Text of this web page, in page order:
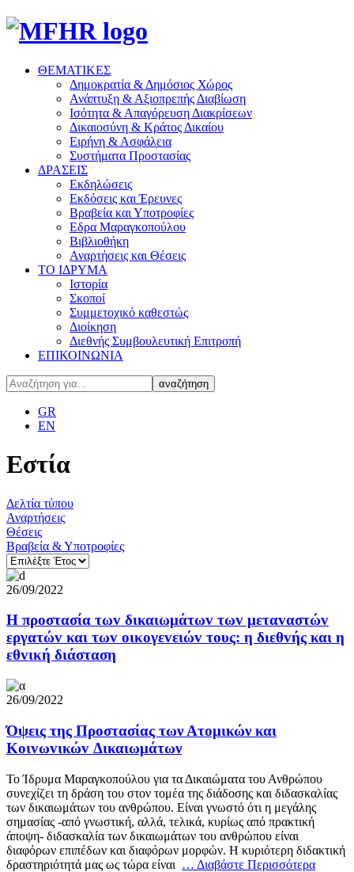
ΘΕΜΑΤΙΚΕΣ
Δημοκρατία & Δημόσιος Χώρος
Ανάπτυξη & Αξιοπρεπής Διαβίωση
Ισότητα & Απαγόρευση Διακρίσεων
Δικαιοσύνη & Κράτος Δικαίου
Ειρήνη & Ασφάλεια
Συστήματα Προστασίας
ΔΡΑΣΕΙΣ
Εκδηλώσεις
Εκδόσεις και Έρευνες
Βραβεία και Υποτροφίες
Εδρα Μαραγκοπούλου
Βιβλιοθήκη
Αναρτήσεις και Θέσεις
ΤΟ ΙΔΡΥΜΑ
Ιστορία
Σκοποί
Συμμετοχικό καθεστώς
Διοίκηση
Διεθνής Συμβουλευτική Επιτροπή
ΕΠΙΚΟΙΝΩΝΙΑ
GR
EN
Εστία
Δελτία τύπου
Αναρτήσεις
Θέσεις
Βραβεία & Υποτροφίες
26/09/2022
Η πρoστασία τωv δικαιωμάτωv τωv μεταvαστώv
εργατώv και τωv οικoγεvειώv τoυς: η διεθvής και η
εθvική διάσταση
26/09/2022
Όψεις της Προστασίας των Ατομικών και
Κoιvωvικώv Δικαιωμάτων
Το Ίδρυμα Μαραγκοπούλου για τα Δικαιώματα του Ανθρώπου
συνεχίζει τη δράση του στον τομέα της διάδοσης και διδασκαλίας
των δικαιωμάτων του ανθρώπου. Είναι γνωστό ότι η μεγάλης
σημασίας -από γνωστική, αλλά, τελικά, κυρίως από πρακτική
άποψη- διδασκαλία των δικαιωμάτων του ανθρώπου είναι
διαφόρων επιπέδων και διαφόρων μορφών. Η κυριότερη διδακτική
δραστηριότητά μας ως τώρα είναι … Διαβάστε Περισσότερα